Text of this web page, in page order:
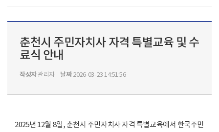
춘천시 주민자치사 자격 특별교육 및 수
료식 안내
작성자관리자 날짜2026-03-23 14:51:56
2025년 12월 8일, 춘천시 주민자치사 자격 특별교육에서 한국주민